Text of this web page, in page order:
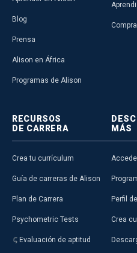
Blog
Prensa
Alison en África
Programas de Alison
RECURSOS
DE CARRERA
Crea tu currículum
Guía de carreras de Alison
Plan de Carrera
Psychometric Tests
Evaluación de aptitud
MÁS
Perfil
Crea